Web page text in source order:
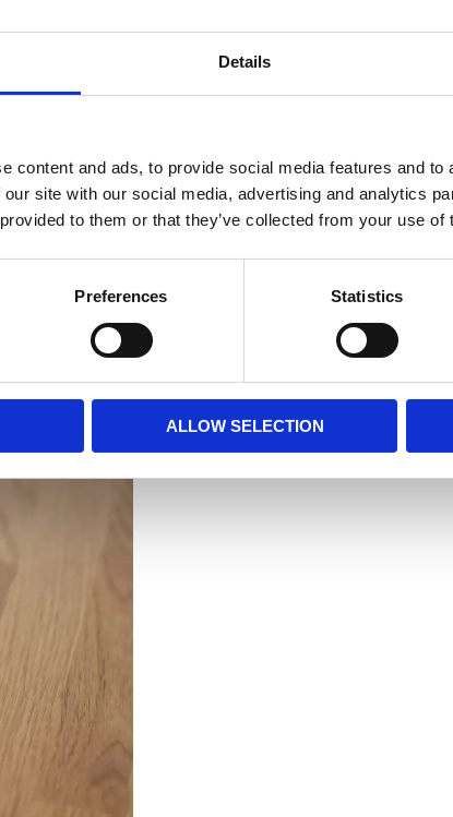
Details
content and ads, to provide social media features and
site with our social media, advertising and analytics
to them or that they’ve collected from your use of
Preferences Statistics
ALLOW SELECTION